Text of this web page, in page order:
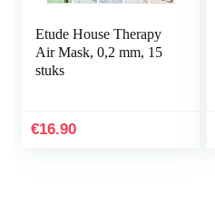
Etude House Therapy
Air Mask, 0,2 mm, 15
stuks
€16.90